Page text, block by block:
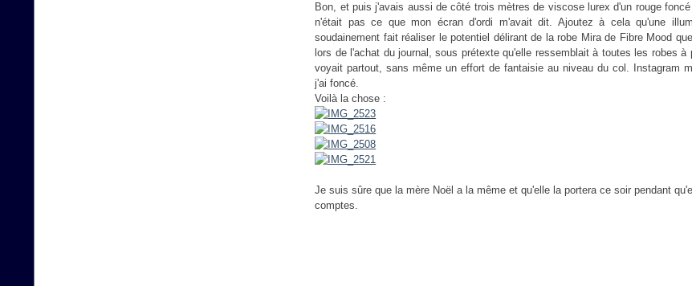
Bon, et puis j'avais aussi de côté trois mètres de viscose lurex d'un rouge
n'était pas ce que mon écran d'ordi m'avait dit. Ajoutez à cela qu'une
soudainement fait réaliser le potentiel délirant de la robe Mira de Fibre Mood
lors de l'achat du journal, sous prétexte qu'elle ressemblait à toutes les robes à
voyait partout, sans même un effort de fantaisie au niveau du col. Instagram
j'ai foncé.
Voilà la chose :
Je suis sûre que la mère Noël a la même et qu'elle la portera ce soir pendant
comptes.